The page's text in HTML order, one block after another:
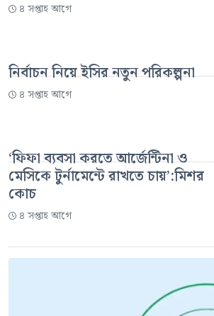
৪ সপ্তাহ আগে
নির্বাচন নিয়ে ইসির নতুন পরিকল্পনা
৪ সপ্তাহ আগে
‘ফিফা ব্যবসা করতে আর্জেন্টিনা ও
মেসিকে টুর্নামেন্টে রাখতে চায়’:মিশর
কোচ
৪ সপ্তাহ আগে